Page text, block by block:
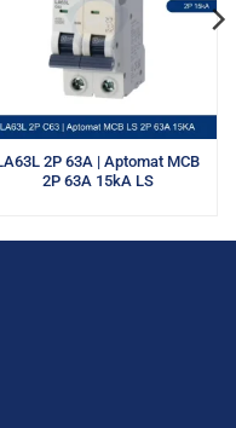
2P 63A | Aptomat MCB
2P 63A 15kA LS